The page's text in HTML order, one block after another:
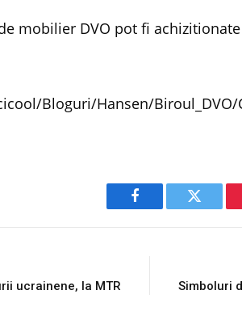
mobilier DVO pot fi
Bloguri/Hansen/Biroul_DVO/
Facebook Twitter
ucrainene, la MTR Simboluri